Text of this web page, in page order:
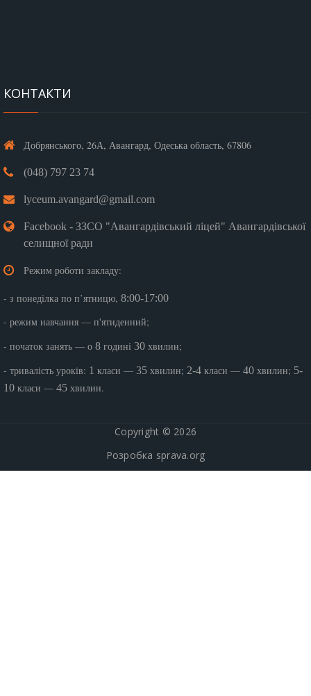
КОНТАКТИ
Добрянського, 26А, Авангард, Одеська область, 67806
(048) 797 23 74
lyceum.avangard@gmail.com
Facebook - ЗЗСО "Авангардівський ліцей" Авангардівської
селищної ради
Режим роботи закладу:
- з понеділка по п’ятницю, 8:00-17:00
- режим навчання — п'ятиденний;
- початок занять — о 8 годині 30 хвилин;
- тривалість уроків: 1 класи — 35 хвилин; 2-4 класи — 40 хвилин; 5-
10 класи — 45 хвилин.
Copyright © 2026
Розробка sprava.org